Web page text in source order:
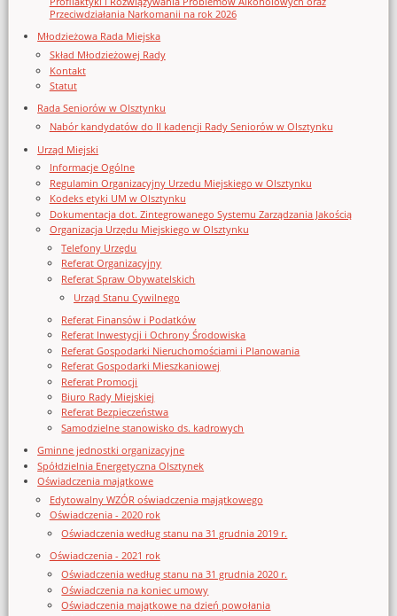
Przeciwdziałania Narkomanii na rok 2026
Młodzieżowa Rada Miejska
Skład Młodzieżowej Rady
Kontakt
Statut
Rada Seniorów w Olsztynku
Nabór kandydatów do II kadencji Rady Seniorów w Olsztynku
Urząd Miejski
Informacje Ogólne
Regulamin Organizacyjny Urzedu Miejskiego w Olsztynku
Kodeks etyki UM w Olsztynku
Dokumentacja dot. Zintegrowanego Systemu Zarządzania Jakością
Organizacja Urzędu Miejskiego w Olsztynku
Telefony Urzędu
Referat Organizacyjny
Referat Spraw Obywatelskich
Urząd Stanu Cywilnego
Referat Finansów i Podatków
Referat Inwestycji i Ochrony Środowiska
Referat Gospodarki Nieruchomościami i Planowania
Referat Gospodarki Mieszkaniowej
Referat Promocji
Biuro Rady Miejskiej
Referat Bezpieczeństwa
Samodzielne stanowisko ds. kadrowych
Gminne jednostki organizacyjne
Spółdzielnia Energetyczna Olsztynek
Oświadczenia majątkowe
Edytowalny WZÓR oświadczenia majątkowego
Oświadczenia - 2020 rok
Oświadczenia według stanu na 31 grudnia 2019 r.
Oświadczenia - 2021 rok
Oświadczenia według stanu na 31 grudnia 2020 r.
Oświadczenia na koniec umowy
Oświadczenia majątkowe na dzień powołania